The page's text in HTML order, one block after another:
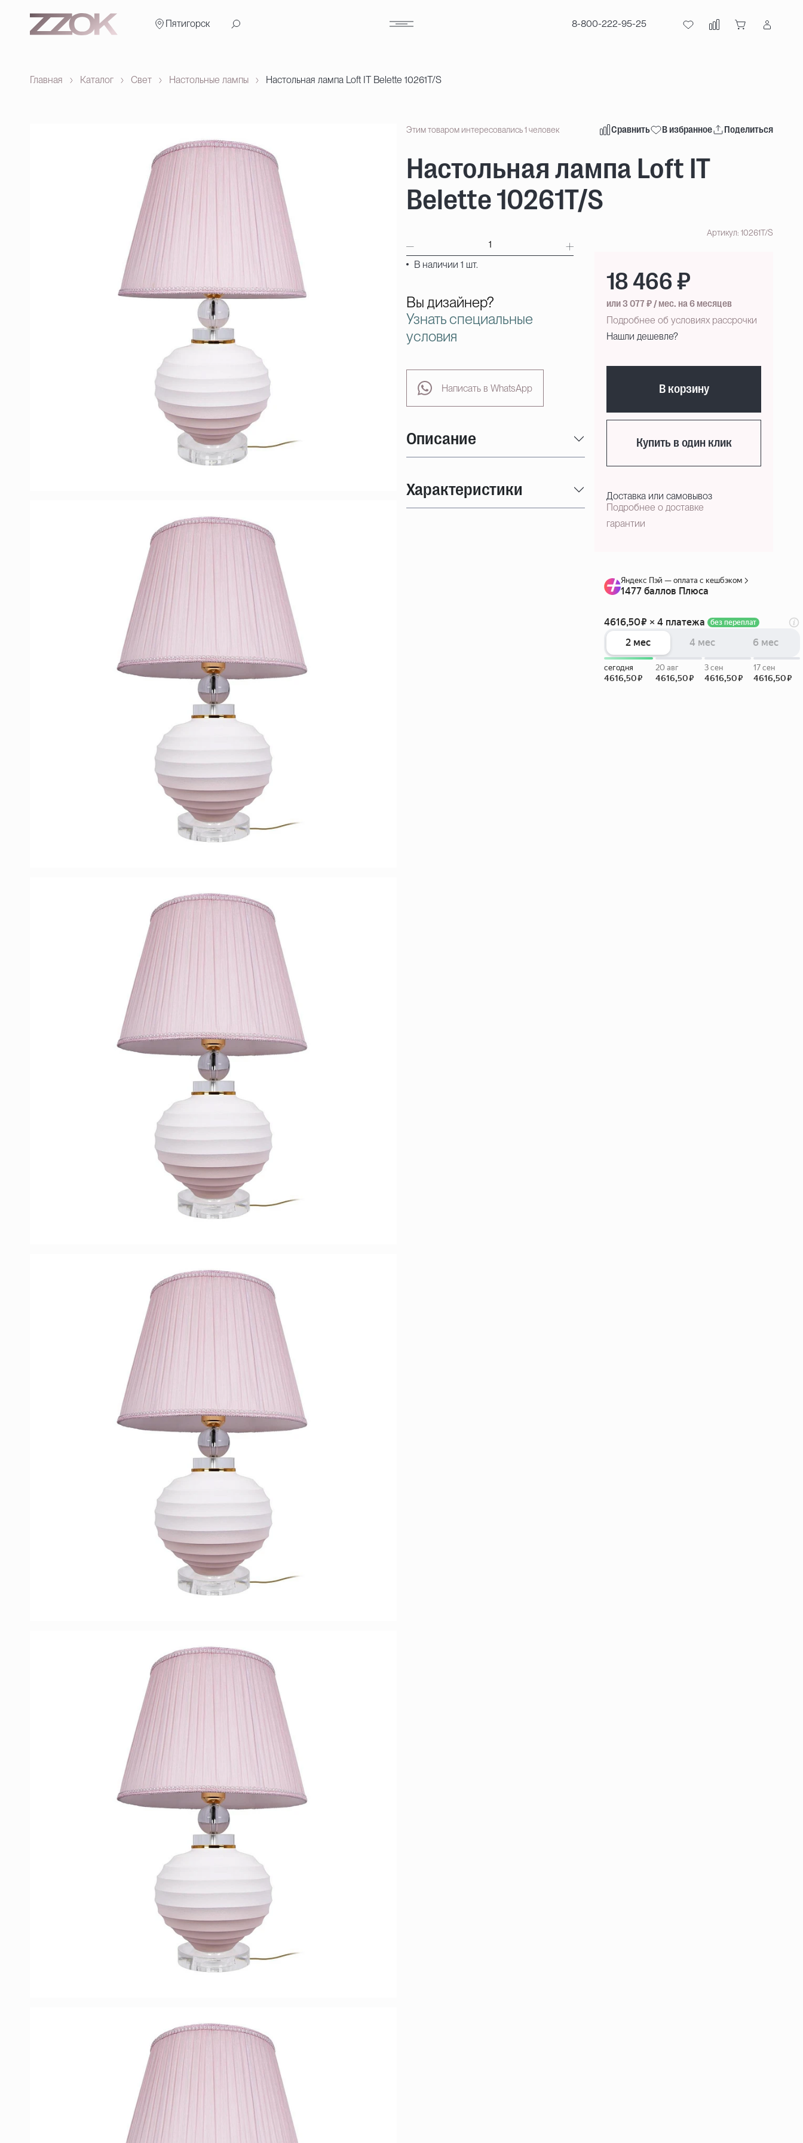
Пятигорск 8-800-222-95-25
Главная Каталог Свет Настольные лампы Настольная лампа Loft IT Belette 10261T/S
Этим товаром интересовались 1 человек Сравнить В избранное Поделиться
Настольная лампа Loft IT
Belette 10261T/S
В наличии 1 шт.
Вы дизайнер?
Узнать специальные
условия
Написать в WhatsApp
Описание
Характеристики
Артикул: 10261T/S
18 466 ₽
или 3 077 ₽ / мес. на 6 месяцев
Подробнее об условиях рассрочки
Нашли дешевле?
В корзину
Купить в один клик
Доставка или самовывоз
Подробнее о доставке
гарантии